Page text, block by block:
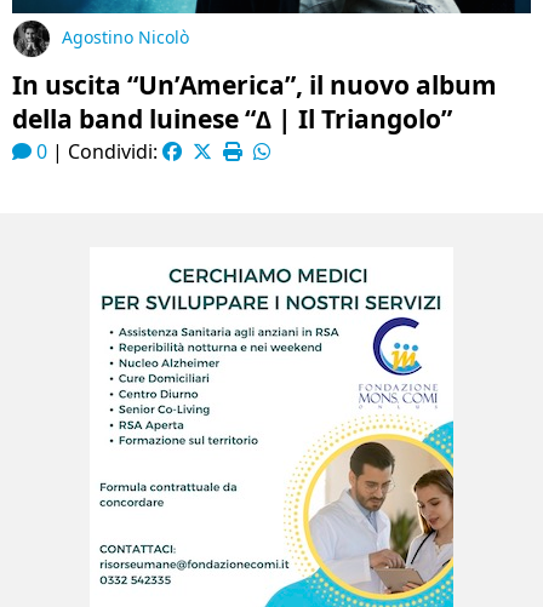
Agostino Nicolò
In uscita “Un’America”, il nuovo album
della band luinese “∆ | Il Triangolo”
0 | Condividi: